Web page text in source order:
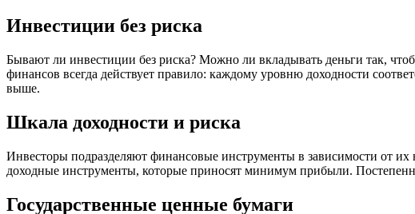
Инвестиции без риска
Бывают ли инвестиции без риска? Можно ли вкладывать деньги так,
финансов всегда действует правило: каждому уровню доходности
выше.
Шкала доходности и риска
Инвесторы подразделяют финансовые инструменты в зависимости от их
доходные инструменты, которые приносят минимум прибыли.
Государственные ценные бумаги